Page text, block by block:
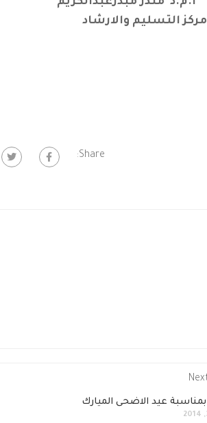
التسليم والارشاد
Share:
بمناسبة عيد الاضحى الميارك